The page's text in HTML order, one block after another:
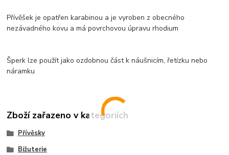
Přívěšek je opatřen karabinou a je vyroben z obecného
nezávadného kovu a má povrchovou úpravu rhodium
Šperk lze použít jako ozdobnou část k náušnicím, řetízku nebo
náramku
Zboží zařazeno v kategoriích
Přívěsky
Bižuterie